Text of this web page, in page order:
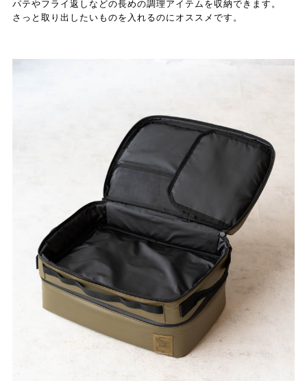
パテやフライ返しなどの長めの調理アイテムを収納できます。
さっと取り出したいものを入れるのにオススメです。